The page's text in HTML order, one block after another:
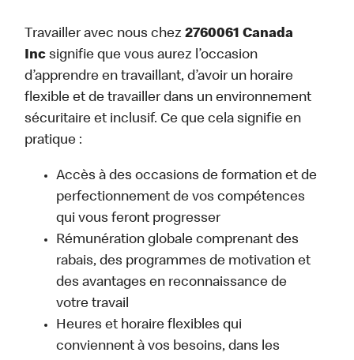
Travailler avec nous chez2760061 Canada
Incsignifie que vous aurez l’occasion
d’apprendre en travaillant, d’avoir un horaire
flexible et de travailler dans un environnement
sécuritaire et inclusif. Ce que cela signifie en
pratique :
Accès à des occasions de formation et de
perfectionnement de vos compétences
qui vous feront progresser
Rémunération globale comprenant des
rabais, des programmes de motivation et
des avantages en reconnaissance de
votre travail
Heures et horaire flexibles qui
conviennent à vos besoins, dans les